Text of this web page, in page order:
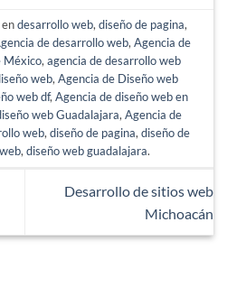
desarrollo web,diseño de pagina,
de desarrollo web,Agencia de
México,agencia de desarrollo web
web,Agencia de Diseño web
web df,Agencia de diseño web en
web Guadalajara,Agencia de
web,diseño de pagina,diseño de
,diseño web guadalajara.
Desarrollo de sitios web
Michoacán